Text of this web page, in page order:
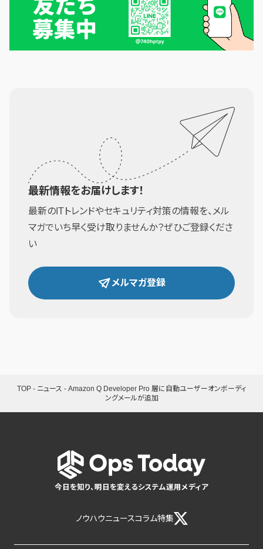
最新情報をお届けします！
最新のITトレンドやセキュリティ対策の情報を、メル
マガでいち早く受け取りませんか？ぜひご登録くださ
い
メルマガ登録
TOP - ニュース - Amazon Q Developer Pro 層に自動ユーザーオンボーディ
ングメールが追加
今日を知り、明日を変えるシステム運用メディア
ノウハウニュースコラム特集